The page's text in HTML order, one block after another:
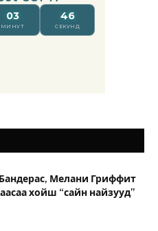
Мелани Гриффит
хойш “сайн найзууд”